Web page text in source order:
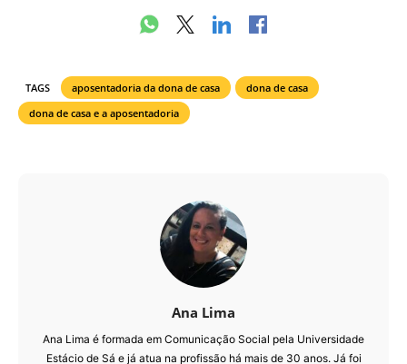
TAGS aposentadoria da dona de casa
dona de casa
dona de casa e a aposentadoria
Ana Lima
Ana Lima é formada em Comunicação Social pela Universidade
Estácio de Sá e já atua na profissão há mais de 30 anos. Já foi